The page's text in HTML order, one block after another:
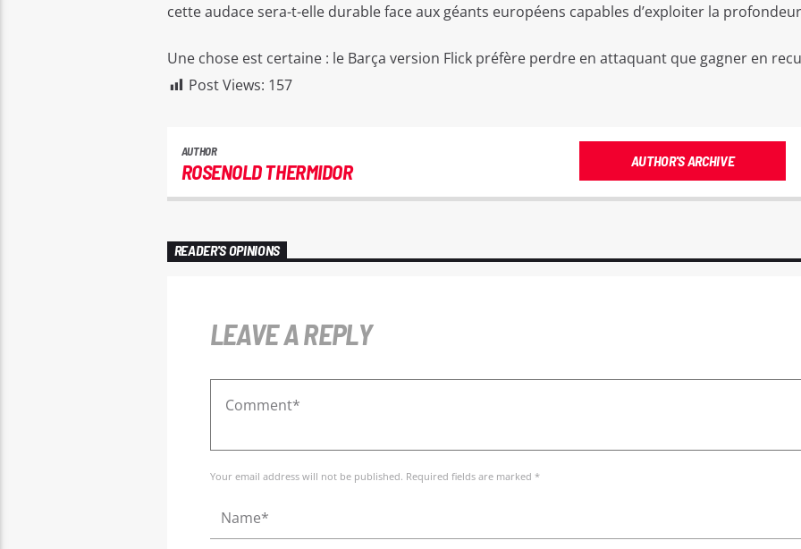
cette audace sera-t-elle durable face aux géants européens capables d’exploiter la
Une chose est certaine : le Barça version Flick préfère perdre en attaquant que gagner en
Post Views: 157
AUTHOR
ROSENOLD THERMIDOR AUTHOR'S ARCHIVE
READER'S OPINIONS
LEAVE A REPLY
Your email address will not be published. Required fields are marked *